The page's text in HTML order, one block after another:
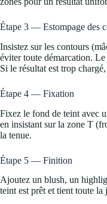
Étape 3 — Estompage des
Insistez sur les contours
éviter toute démarcation.
Si le résultat est trop
Étape 4 — Fixation
Fixez le fond de teint avec
en insistant sur la zone T
la tenue.
Étape 5 — Finition
Ajoutez un blush, un
teint est prêt et tient toute la